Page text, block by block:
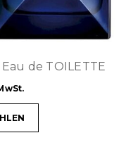
de TOILETTE